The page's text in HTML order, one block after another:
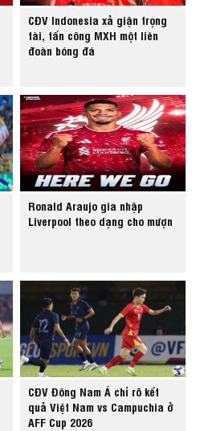
CĐV Indonesia xả giận trọng
tài, tấn công MXH một liên
đoàn bóng đá
Ronald Araujo gia nhập
Liverpool theo dạng cho mượn
CĐV Đông Nam Á chỉ rõ kết
quả Việt Nam vs Campuchia ở
AFF Cup 2026